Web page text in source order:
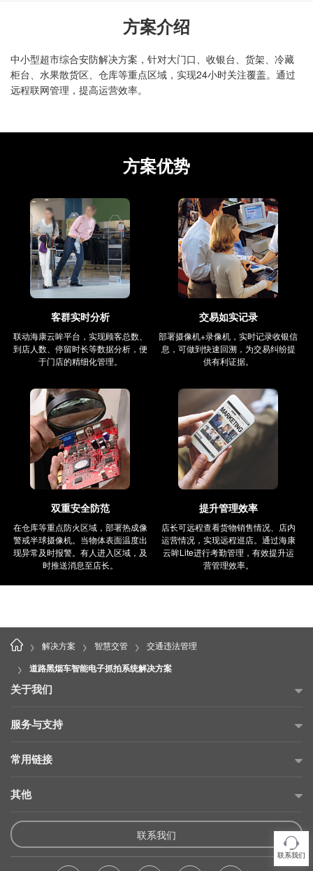
方案介绍
中小型超市综合安防解决方案，针对大门口、收银台、货架、冷藏
柜台、水果散货区、仓库等重点区域，实现24小时关注覆盖。通过
远程联网管理，提高运营效率。
方案优势
客群实时分析
联动海康云眸平台，实现顾客总数、
到店人数、停留时长等数据分析，便
于门店的精细化管理。
交易如实记录
部署摄像机+录像机，实时记录收银信
息，可做到快速回溯，为交易纠纷提
供有利证据。
双重安全防范
在仓库等重点防火区域，部署热成像
警戒半球摄像机。当物体表面温度出
现异常及时报警。有人进入区域，及
时推送消息至店长。
提升管理效率
店长可远程查看货物销售情况、店内
运营情况，实现远程巡店。通过海康
云眸Lite进行考勤管理，有效提升运
营管理效率。
联系我们
> 解决方案 > 智慧交管 > 交通违法管理
> 道路黑烟车智能电子抓拍系统解决方案
关于我们
公司简介
可持续发展
招贤纳士
联系我们
服务与支持
故障自查
维修在线申请
维修状态查询
常用链接
海康云商
海康云眸
海康互联
其他
供应商平台
产品使用倡议
联系我们